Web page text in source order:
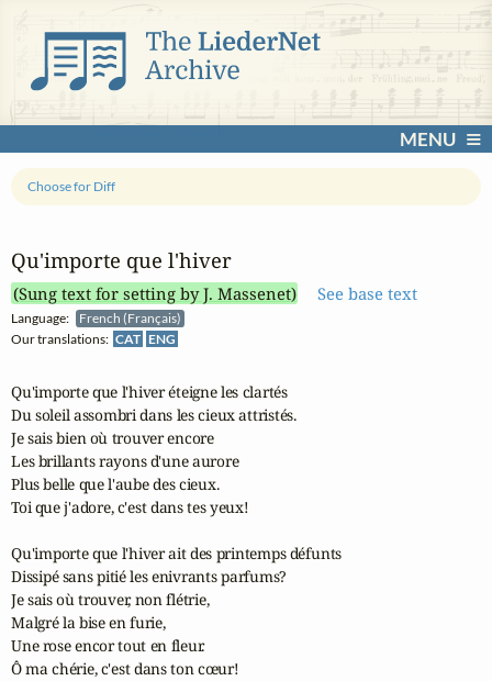
MENU
Qu'importe que l'hiver
(Sung text for setting by J. Massenet) See base text
Language:
French (Français)
Our translations: CAT ENG
Choose for Diff
Qu'importe que l'hiver éteigne les clartés
Du soleil assombri dans les cieux attristés.
Je sais bien où trouver encore
Les brillants rayons d'une aurore
Plus belle que l'aube des cieux.
Toi que j'adore, c'est dans tes yeux!
Qu'importe que l'hiver ait des printemps défunts
Dissipé sans pitié les enivrants parfums?
Je sais où trouver, non flétrie,
Malgré la bise en furie,
Une rose encor tout en fleur.
Ô ma chérie, c'est dans ton cœur!